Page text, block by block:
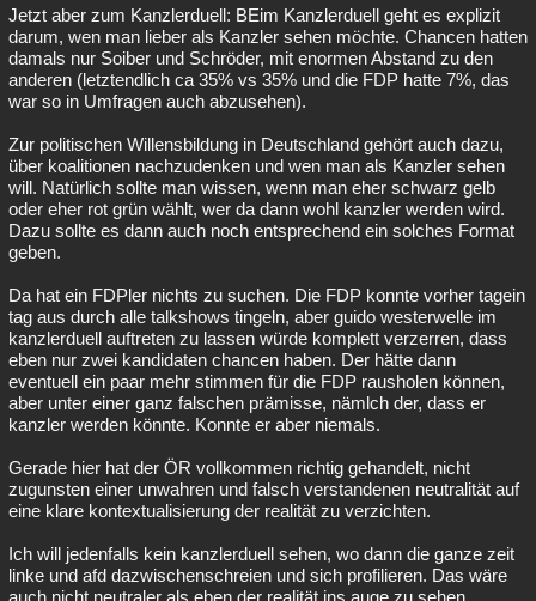
Jetzt aber zum Kanzlerduell: BEim Kanzlerduell geht es explizit
darum, wen man lieber als Kanzler sehen möchte. Chancen hatten
damals nur Soiber und Schröder, mit enormen Abstand zu den
anderen (letztendlich ca 35% vs 35% und die FDP hatte 7%, das
war so in Umfragen auch abzusehen).
Zur politischen Willensbildung in Deutschland gehört auch dazu,
über koalitionen nachzudenken und wen man als Kanzler sehen
will. Natürlich sollte man wissen, wenn man eher schwarz gelb
oder eher rot grün wählt, wer da dann wohl kanzler werden wird.
Dazu sollte es dann auch noch entsprechend ein solches Format
geben.
Da hat ein FDPler nichts zu suchen. Die FDP konnte vorher tagein
tag aus durch alle talkshows tingeln, aber guido westerwelle im
kanzlerduell auftreten zu lassen würde komplett verzerren, dass
eben nur zwei kandidaten chancen haben. Der hätte dann
eventuell ein paar mehr stimmen für die FDP rausholen können,
aber unter einer ganz falschen prämisse, nämlch der, dass er
kanzler werden könnte. Konnte er aber niemals.
Gerade hier hat der ÖR vollkommen richtig gehandelt, nicht
zugunsten einer unwahren und falsch verstandenen neutralität auf
eine klare kontextualisierung der realität zu verzichten.
Ich will jedenfalls kein kanzlerduell sehen, wo dann die ganze zeit
linke und afd dazwischenschreien und sich profilieren. Das wäre
auch nicht neutraler als eben der realität ins auge zu sehen.